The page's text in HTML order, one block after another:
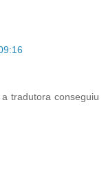
tradutora conseguiu